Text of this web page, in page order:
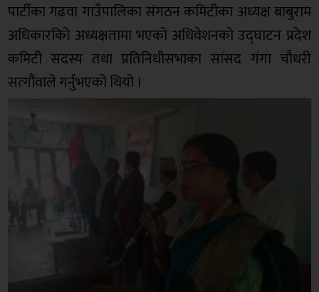
पार्टीका गढवा गाउँपालिका संगठन कमिटीका अध्यक्ष बाबुराम
अधिकारकिो अध्यक्षतामा भएको अधिवेशनको उद्घाटन प्रदेश
कमिटी सदस्य तथा प्रतिनिधीसभाका सांसद गंगा चौधरी
सत्गौंवाले गर्नुभएको थियो ।